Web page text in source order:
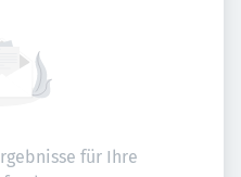
für Ihre